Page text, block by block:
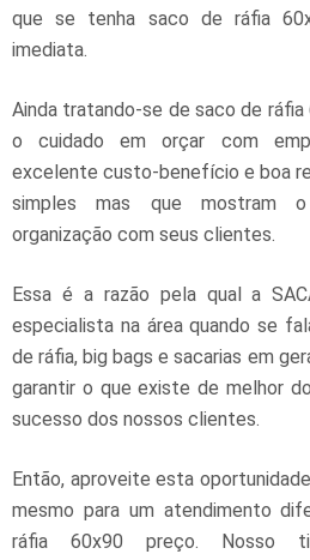
que se tenha saco de ráfia
imediata.
Ainda tratando-se de saco de
o cuidado em orçar com
excelente custo-benefício e boa
simples mas que mostram o
organização com seus clientes.
Essa é a razão pela qual a
especialista na área quando se
de ráfia, big bags e sacarias em
garantir o que existe de melhor
sucesso dos nossos clientes.
Então, aproveite esta
mesmo para um atendimento
ráfia 60x90 preço. Nosso